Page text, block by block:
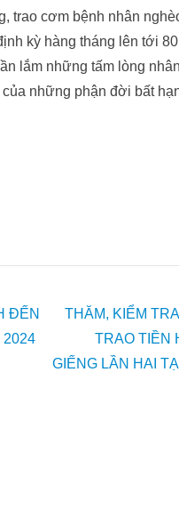
trao cơm bệnh nhân
kỳ hàng tháng lên tới
lắm những tấm lòng
những phận đời bất
ĐẾN
2024
THĂM, KIỂM
TRAO TIỀN
GIẾNG LẦN HAI